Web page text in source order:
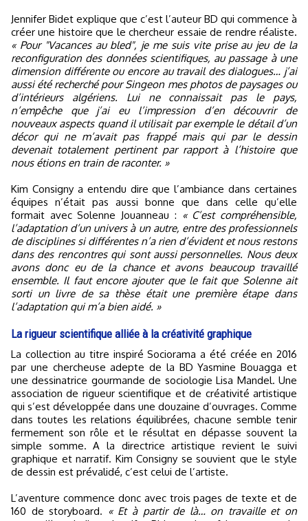
Jennifer Bidet explique que c’est l’auteur BD qui commence à
créer une histoire que le chercheur essaie de rendre réaliste.
« Pour "Vacances au bled", je me suis vite prise au jeu de la
reconfiguration des données scientifiques, au passage à une
dimension différente ou encore au travail des dialogues… j’ai
aussi été recherché pour Singeon mes photos de paysages ou
d’intérieurs algériens. Lui ne connaissait pas le pays,
n’empêche que j’ai eu l’impression d’en découvrir de
nouveaux aspects quand il utilisait par exemple le détail d’un
décor qui ne m’avait pas frappé mais qui par le dessin
devenait totalement pertinent par rapport à l’histoire que
nous étions en train de raconter. »
Kim Consigny a entendu dire que l’ambiance dans certaines
équipes n’était pas aussi bonne que dans celle qu’elle
formait avec Solenne Jouanneau : « C’est compréhensible,
l’adaptation d’un univers à un autre, entre des professionnels
de disciplines si différentes n’a rien d’évident et nous restons
dans des rencontres qui sont aussi personnelles. Nous deux
avons donc eu de la chance et avons beaucoup travaillé
ensemble. Il faut encore ajouter que le fait que Solenne ait
sorti un livre de sa thèse était une première étape dans
l’adaptation qui m’a bien aidé. »
La rigueur scientifique alliée à la créativité graphique
La collection au titre inspiré Sociorama a été créée en 2016
par une chercheuse adepte de la BD Yasmine Bouagga et
une dessinatrice gourmande de sociologie Lisa Mandel. Une
association de rigueur scientifique et de créativité artistique
qui s’est développée dans une douzaine d’ouvrages. Comme
dans toutes les relations équilibrées, chacune semble tenir
fermement son rôle et le résultat en dépasse souvent la
simple somme. A la directrice artistique revient le suivi
graphique et narratif. Kim Consigny se souvient que le style
de dessin est prévalidé, c’est celui de l’artiste.
L’aventure commence donc avec trois pages de texte et de
160 de storyboard. « Et à partir de là… on travaille et on